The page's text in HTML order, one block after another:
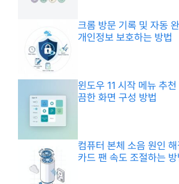
크롬 방문 기록 및 자동
개인정보 보호하는 방법
윈도우 11 시작 메뉴 추
끔한 화면 구성 방법
컴퓨터 본체 소음 원인
카드 팬 속도 조절하는 방